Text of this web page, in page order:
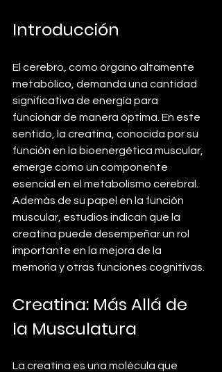
Introducción
El cerebro, como órgano altamente
metabólico, demanda una cantidad
significativa de energía para
funcionar de manera óptima. En este
sentido, la creatina, conocida por su
función en la bioenergética muscular,
emerge como un componente
esencial en el metabolismo cerebral.
Además de su papel en la función
muscular, estudios indican que la
creatina puede desempeñar un rol
importante en la mejora de la
memoria y otras funciones cognitivas.
Creatina: Más Allá de
la Musculatura
La creatina es una molécula que